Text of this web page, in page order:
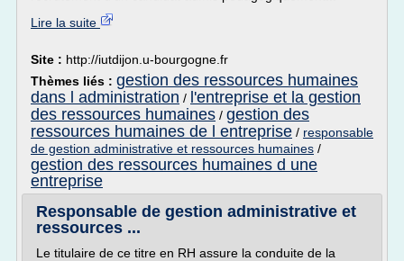
Lire la suite
Site : http://iutdijon.u-bourgogne.fr
Thèmes liés : gestion des ressources humaines
dans l administration / l'entreprise et la gestion
des ressources humaines / gestion des
ressources humaines de l entreprise / responsable
de gestion administrative et ressources humaines /
gestion des ressources humaines d une
entreprise
Responsable de gestion administrative et
ressources ...
Le titulaire de ce titre en RH assure la conduite de la